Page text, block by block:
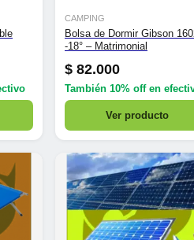
CAMPING
Bolsa de Dormir Gibson
-18° – Matrimonial
$ 82.000
También 10% offen
Ver producto